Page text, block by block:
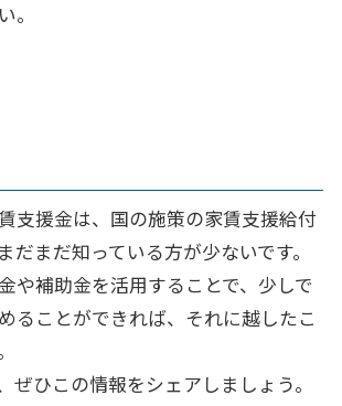
。
支援金は、国の施策の家賃支援給付
だまだ知っている方が少ないです。
や補助金を活用することで、少しで
ることができれば、それに越したこ
ぜひこの情報をシェアしましょう。